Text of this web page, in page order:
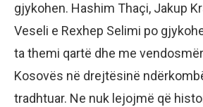
gjykohen. Hashim Thaçi, Jakup
Veseli e Rexhep Selimi po
ta themi qartë dhe me
Kosovës në drejtësinë
tradhtuar. Ne nuk lejojmë që